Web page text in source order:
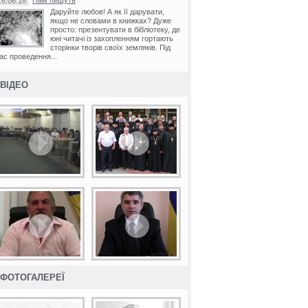
Даруйте любов! А як її дарувати,
якщо не словами в книжках? Дуже
просто: презентувати в бібліотеку, де
юні читачі із захопленням гортають
сторінки творів своїх земляків. Під
проведення...
ВІДЕО
ФОТОГАЛЕРЕЇ